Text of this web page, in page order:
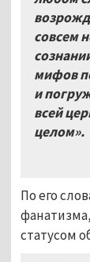
совсем
мифов
и
всей
целом».
По его
статусом